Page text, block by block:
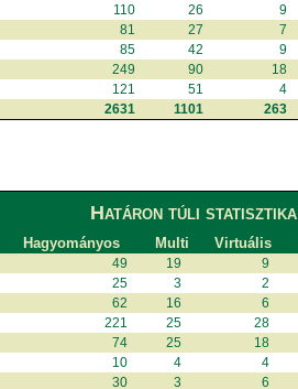
110 26 9
81 27 7
85 42 9
249 90 18
121 51 4
2631 1101 263
Határon túli statisztika
Hagyományos Multi Virtuális
49 19 9
25 3 2
62 16 6
221 25 28
74 25 18
10 4 4
30 3 6